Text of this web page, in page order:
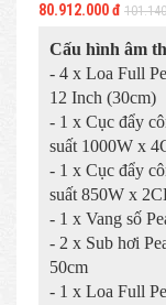
80.912.000 đ
Cấu hình âm
- 4 x Loa Full
12 Inch (30cm)
- 1 x Cục đẩy
suất 1000W x
- 1 x Cục đẩy
suất 850W x
- 1 x Vang số
- 2 x Sub hơi
50cm
- 1 x Loa Full